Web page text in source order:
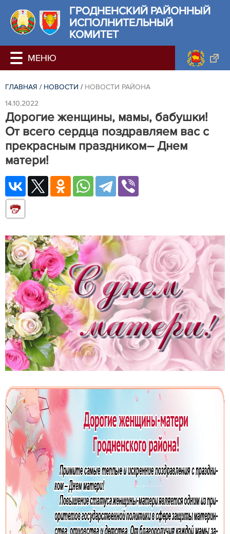
ГРОДНЕНСКИЙ РАЙОННЫЙ
ИСПОЛНИТЕЛЬНЫЙ
КОМИТЕТ
ГЛАВНАЯ / НОВОСТИ / НОВОСТИ РАЙОНА
14.10.2022
Дорогие женщины, мамы, бабушки!
От всего сердца поздравляем вас с
прекрасным праздником – Днем
матери!